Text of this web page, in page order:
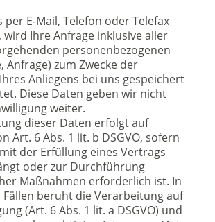
per E-Mail, Telefon oder Telefax
Ihre Anfrage inklusive aller
personenbezogenen
Anfrage) zum Zwecke der
Anliegens bei uns gespeichert
Diese Daten geben wir nicht
weiter.
dieser Daten erfolgt auf
Art. 6 Abs. 1 lit. b DSGVO, sofern
der Erfüllung eines Vertrags
oder zur Durchführung
Maßnahmen erforderlich ist. In
beruht die Verarbeitung auf
(Art. 6 Abs. 1 lit. a DSGVO) und